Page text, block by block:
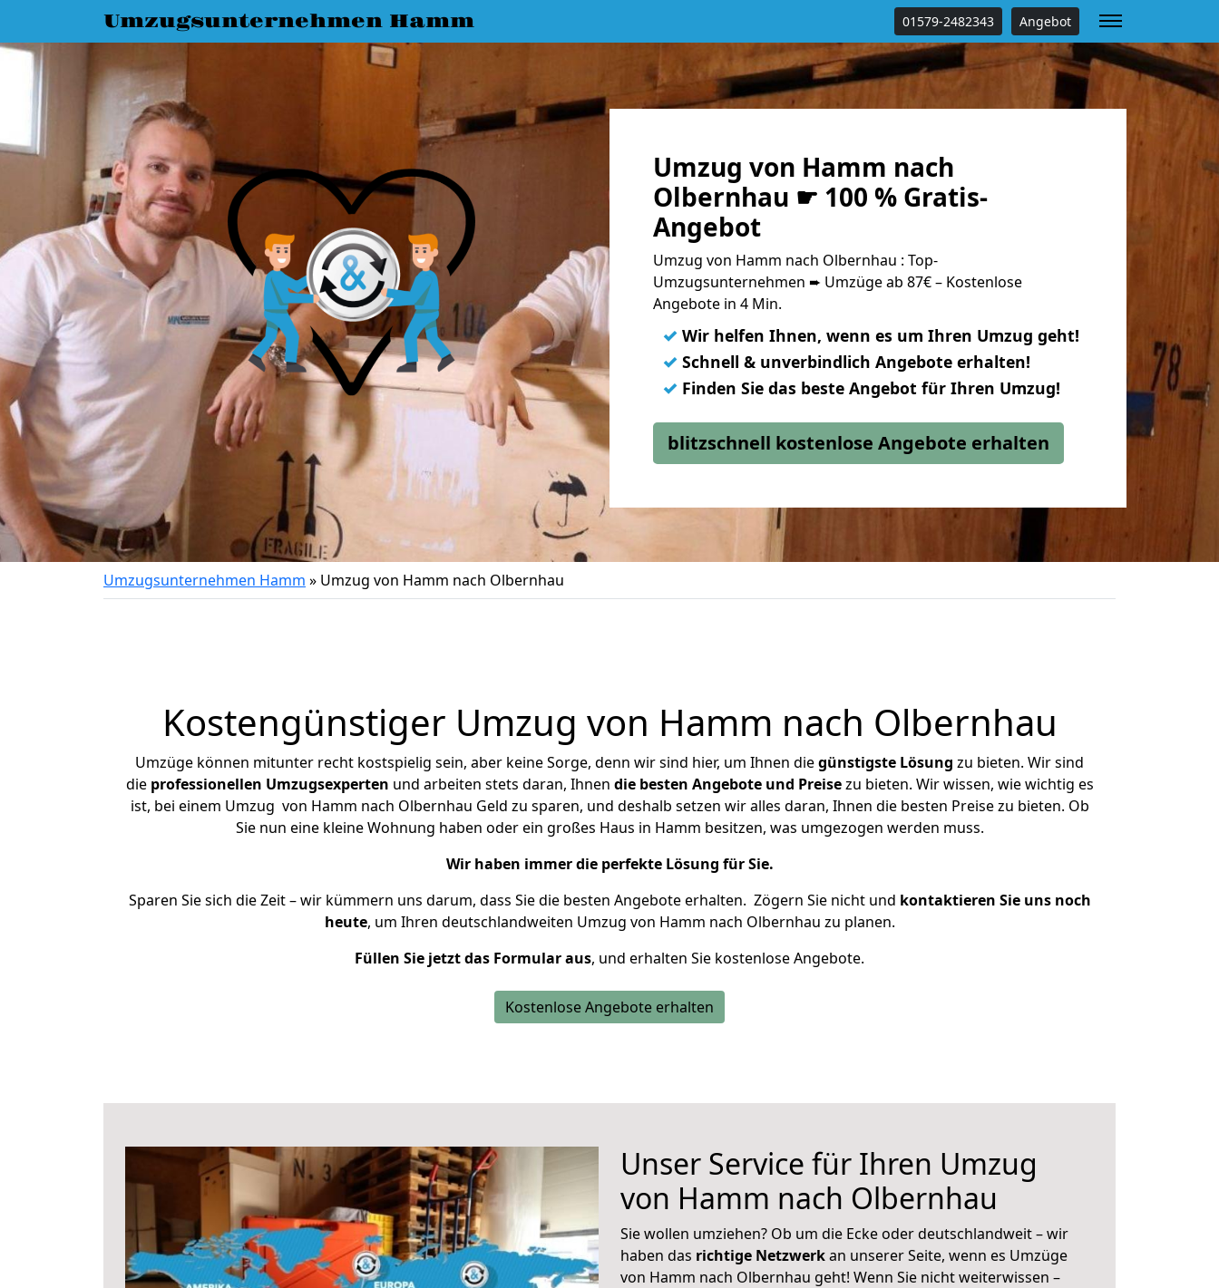
Umzugsunternehmen Hamm 01579-2482343 Angebot
Umzug von Hamm nach
Olbernhau ☛ 100 % Gratis-
Angebot
Umzug von Hamm nach Olbernhau : Top-
Umzugsunternehmen ➨ Umzüge ab 87€ – Kostenlose
Angebote in 4 Min.
✓ Wir helfen Ihnen, wenn es um Ihren Umzug geht!
✓ Schnell & unverbindlich Angebote erhalten!
✓ Finden Sie das beste Angebot für Ihren Umzug!
blitzschnell kostenlose Angebote erhalten
Umzugsunternehmen Hamm » Umzug von Hamm nach Olbernhau
Kostengünstiger Umzug von Hamm nach Olbernhau
Umzüge können mitunter recht kostspielig sein, aber keine Sorge, denn wir sind hier, um Ihnen diegünstigste Lösung zu bieten. Wir sind
die professionellen Umzugsexperten und arbeiten stets daran, Ihnen die besten Angebote und Preisezu bieten. Wir wissen, wie wichtig es
ist, bei einem Umzug von Hamm nach Olbernhau Geld zu sparen, und deshalb setzen wir alles daran, Ihnen die besten Preise zu bieten. Ob
Sie nun eine kleine Wohnung haben oder ein großes Haus in Hamm besitzen, was umgezogen werden muss.
Wir haben immer die perfekte Lösung für Sie.
Sparen Sie sich die Zeit – wir kümmern uns darum, dass Sie die besten Angebote erhalten. Zögern Sie nicht und kontaktieren Sie uns noch
heute, um Ihren deutschlandweiten Umzug von Hamm nach Olbernhau zu planen.
Füllen Sie jetzt das Formular aus, und erhalten Sie kostenlose Angebote.
Kostenlose Angebote erhalten
Unser Service für Ihren Umzug
von Hamm nach Olbernhau
Sie wollen umziehen? Ob um die Ecke oder deutschlandweit – wir
haben das richtige Netzwerkan unserer Seite, wenn es Umzüge
von Hamm nach Olbernhau geht! Wenn Sie nicht weiterwissen –